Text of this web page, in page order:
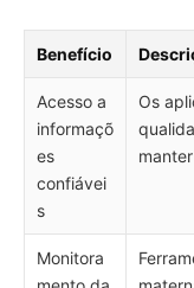
Benefício
Acesso a
informaçõ
es
confiávei
s
Os
Monitora